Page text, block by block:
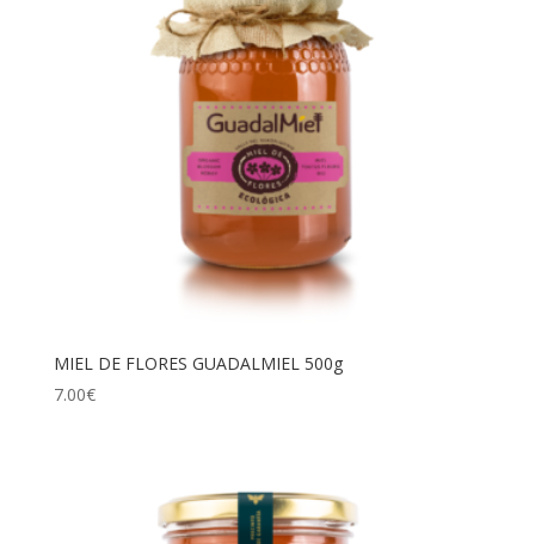
MIEL DE FLORES GUADALMIEL 500g
7.00€